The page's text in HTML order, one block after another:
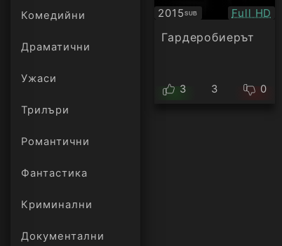
Комедийни
Драматични
Ужаси
Трилъри
онлайн
Романтични
Фантастика
Криминални
Документални
2015SUB
Субтитри Качество:
Full HD
Гардеробиерът
3 3 0